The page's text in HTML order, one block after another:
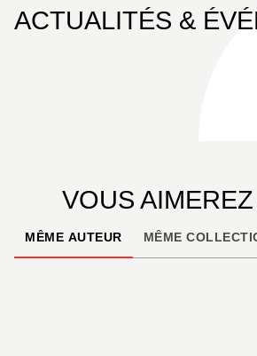
ACTUALITÉS &
VOUS
MÊME AUTEUR MÊME